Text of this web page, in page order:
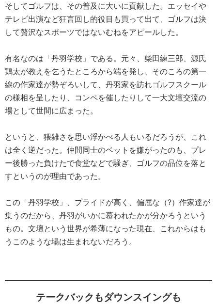
そしてゴルフは、その普及に大いに貢献した。エッセイや
テレビ出演など狂言回し的役目も買って出て、ゴルフは決
して贅沢なスポーツではないむねをアピールした。
有名なのは「丹羽学校」である。元々、柴田練三郎、源氏
鶏太が教えを乞うたところから端を発し、そのころの第一
線の作家達が勢ぞろいして、丹羽家を訪れゴルフスクール
の様相を呈したり、コンペを催したりして一大文壇交流の
場として世間に広まった。
というと、猥雑さを思い浮かべる人もいるだろうが、これ
は全く逆だった。仲間同士のベットを嫌がったのも、プレ
ー後勝った負けたで食堂などで騒ぎ、ゴルフの品位を落と
すというのが理由であった。
この「丹羽学校」、プライドが高く、偏屈な（?）作家達が
集うのだから、丹羽がいかに慕われたかが分かろうという
もの。文壇という世界が希薄になった現在、これからはも
うこのような場は生まれないだろう。
テークバックもダウンスイングも